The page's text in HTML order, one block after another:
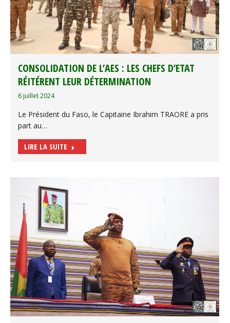
CONSOLIDATION DE L’AES : LES CHEFS D’ETAT
RÉITÉRENT LEUR DÉTERMINATION
6 juillet 2024
Le Président du Faso, le Capitaine Ibrahim TRAORE a pris
part au…
LIRE LA SUITE